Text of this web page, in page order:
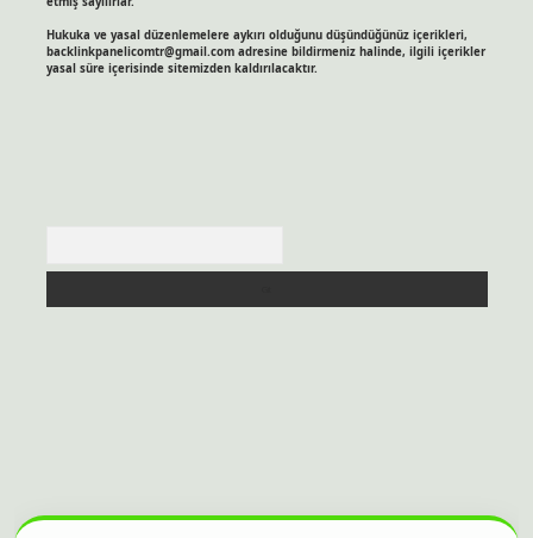
Hukuka ve yasal düzenlemelere aykırı olduğunu düşündüğünüz içerikleri,
backlinkpanelicomtr@gmail.comadresine bildirmeniz halinde, ilgili içerikler
yasal süre içerisinde sitemizden kaldırılacaktır.